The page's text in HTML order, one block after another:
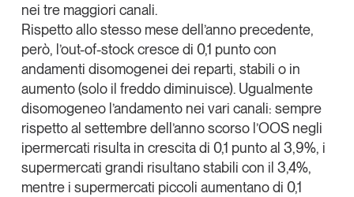
Chi siamo
Newsletter
Contatti
Tendenze Journal
La nostra newsletter nella tua email
Iscriviti
nei tre maggiori canali.
Rispetto allo stesso mese dell’anno precedente,
però, l’out-of-stock cresce di 0,1 punto con
andamenti disomogenei dei reparti, stabili o in
aumento (solo il freddo diminuisce). Ugualmente
disomogeneo l’andamento nei vari canali: sempre
rispetto al settembre dell’anno scorso l’OOS negli
ipermercati risulta in crescita di 0,1 punto al 3,9%, i
supermercati grandi risultano stabili con il 3,4%,
mentre i supermercati piccoli aumentano di 0,1